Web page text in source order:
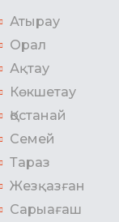
Атырау
Орал
Ақтау
Көкшетау
Қостанай
Семей
Тараз
Жезқазған
Сарыағаш